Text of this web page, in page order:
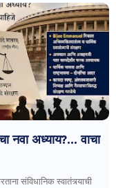
नवा अध्याय?... वाचा
संविधानिक स्वातंत्र्याची